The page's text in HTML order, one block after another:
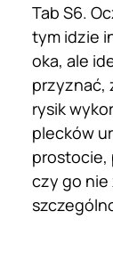
Tab S6.
tym idzie
oka, ale
przyznać,
rysik
plecków
prostocie,
czy go